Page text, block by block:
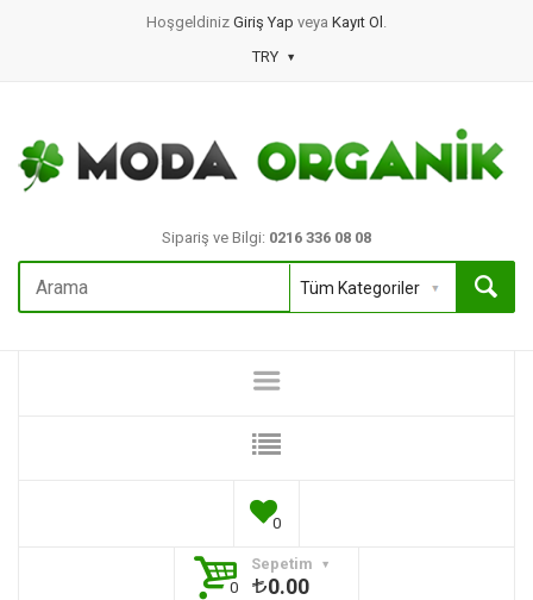
Hoşgeldiniz Giriş Yap veya Kayıt Ol .
TRY
Sipariş ve Bilgi: 0216 336 08 08
0
Sepetim
0
0.00